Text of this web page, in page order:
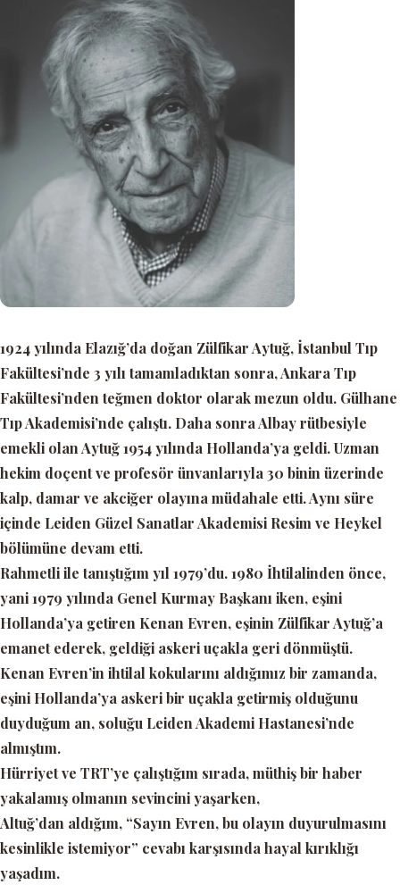
1924 yılında Elazığ’da doğan Zülfikar Aytuğ, İstanbul Tıp
Fakültesi’nde 3 yılı tamamladıktan sonra, Ankara Tıp
Fakültesi’nden teğmen doktor olarak mezun oldu. Gülhane
Tıp Akademisi’nde çalıştı. Daha sonra Albay rütbesiyle
emekli olan Aytuğ 1954 yılında Hollanda’ya geldi. Uzman
hekim doçent ve profesör ünvanlarıyla 30 binin üzerinde
kalp, damar ve akciğer olayına müdahale etti. Aynı süre
içinde Leiden Güzel Sanatlar Akademisi Resim ve Heykel
bölümüne devam etti.
Rahmetli ile tanıştığım yıl 1979’du. 1980 İhtilalinden önce,
yani 1979 yılında Genel Kurmay Başkanı iken, eşini
Hollanda’ya getiren Kenan Evren, eşinin Zülfikar Aytuğ’a
emanet ederek, geldiği askeri uçakla geri dönmüştü.
Kenan Evren’in ihtilal kokularını aldığımız bir zamanda,
eşini Hollanda’ya askeri bir uçakla getirmiş olduğunu
duyduğum an, soluğu Leiden Akademi Hastanesi’nde
almıştım.
Hürriyet ve TRT’ye çalıştığım sırada, müthiş bir haber
yakalamış olmanın sevincini yaşarken,
Altuğ’dan aldığım, “Sayın Evren, bu olayın duyurulmasını
kesinlikle istemiyor” cevabı karşısında hayal kırıklığı
yaşadım.